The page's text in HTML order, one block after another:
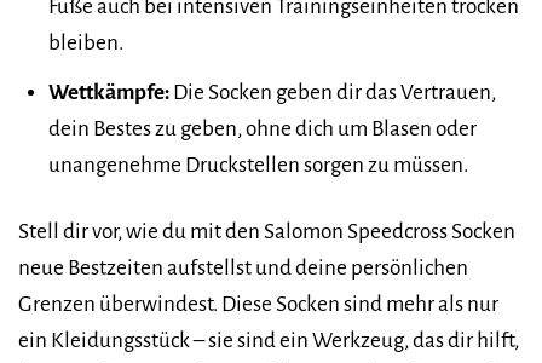
Füße auch bei intensiven Trainingseinheiten trocken
bleiben.
Wettkämpfe:Die Socken geben dir das Vertrauen,
dein Bestes zu geben, ohne dich um Blasen oder
unangenehme Druckstellen sorgen zu müssen.
Stell dir vor, wie du mit den Salomon Speedcross Socken
neue Bestzeiten aufstellst und deine persönlichen
Grenzen überwindest. Diese Socken sind mehr als nur
ein Kleidungsstück – sie sind ein Werkzeug, das dir hilft,